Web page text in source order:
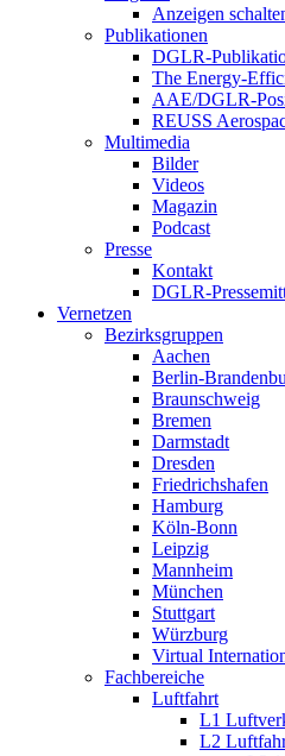
Anzeigen
Publikationen
DGLR-
The Energy-
AAE/DGLR-
REUSS
Multimedia
Bilder
Videos
Magazin
Podcast
Presse
Kontakt
DGLR-
Vernetzen
Bezirksgruppen
Aachen
Berlin-
Braunschweig
Bremen
Darmstadt
Dresden
Friedrichshafen
Hamburg
Köln-Bonn
Leipzig
Mannheim
München
Stuttgart
Würzburg
Virtual
Fachbereiche
Luftfahrt
L1
L2